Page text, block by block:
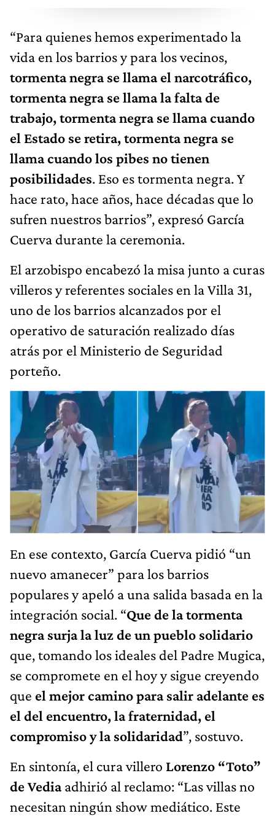
“Para quienes hemos experimentado la
vida en los barrios y para los vecinos,
tormenta negra se llama el narcotráfico,
tormenta negra se llama la falta de
trabajo, tormenta negra se llama cuando
el Estado se retira, tormenta negra se
llama cuando los pibes no tienen
posibilidades. Eso es tormenta negra. Y
hace rato, hace años, hace décadas que lo
sufren nuestros barrios”, expresó García
Cuerva durante la ceremonia.
El arzobispo encabezó la misa junto a curas
villeros y referentes sociales en la Villa 31,
uno de los barrios alcanzados por el
operativo de saturación realizado días
atrás por el Ministerio de Seguridad
porteño.
En ese contexto, García Cuerva pidió “un
nuevo amanecer” para los barrios
populares y apeló a una salida basada en la
integración social. “Que de la tormenta
negra surja la luz de un pueblo solidario
que, tomando los ideales del Padre Mugica,
se compromete en el hoy y sigue creyendo
que el mejor camino para salir adelante es
el del encuentro, la fraternidad, el
compromiso y la solidaridad”, sostuvo.
En sintonía, el cura villero Lorenzo “Toto”
de Vediaadhirió al reclamo: “Las villas no
necesitan ningún show mediático. Este